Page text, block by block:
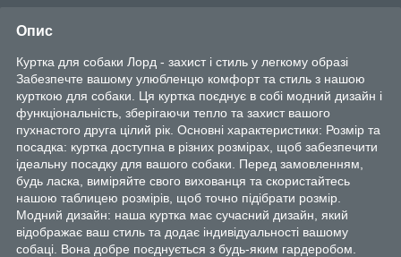
Опис
Куртка для собаки Лорд - захист і стиль у легкому образі
Забезпечте вашому улюбленцю комфорт та стиль з нашою
курткою для собаки. Ця куртка поєднує в собі модний дизайн і
функціональність, зберігаючи тепло та захист вашого
пухнастого друга цілий рік. Основні характеристики: Розмір та
посадка: куртка доступна в різних розмірах, щоб забезпечити
ідеальну посадку для вашого собаки. Перед замовленням,
будь ласка, виміряйте свого вихованця та скористайтесь
нашою таблицею розмірів, щоб точно підібрати розмір.
Модний дизайн: наша куртка має сучасний дизайн, який
відображає ваш стиль та додає індивідуальності вашому
собаці. Вона добре поєднується з будь-яким гардеробом.